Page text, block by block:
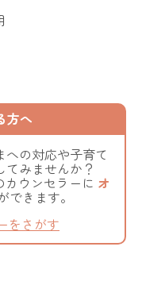
方へ
の対応や子育て
みませんか？
カウンセラーに オ
できます。
をさがす